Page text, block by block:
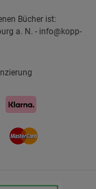
Bücher ist:
a. N. - info@kopp-